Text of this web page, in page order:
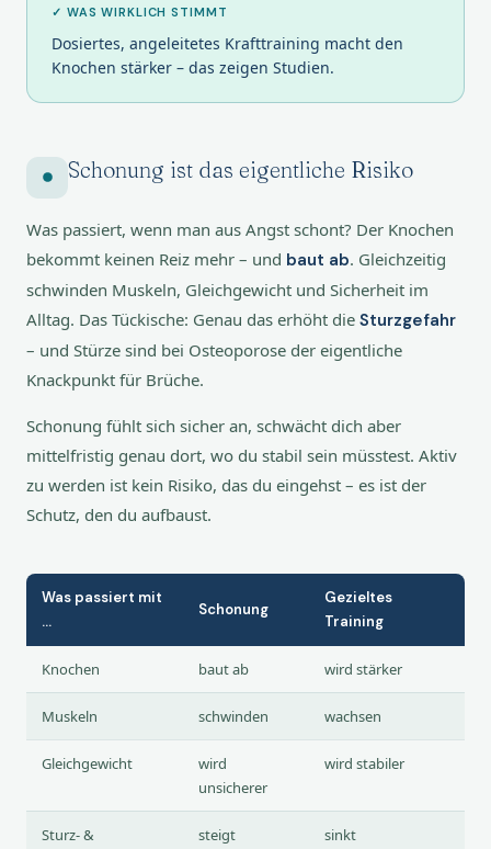
✓ WAS WIRKLICH STIMMT
Dosiertes, angeleitetes Krafttraining macht den
Knochen stärker – das zeigen Studien.
Schonung ist das eigentliche Risiko
Was passiert, wenn man aus Angst schont? Der Knochen
bekommt keinen Reiz mehr – und baut ab. Gleichzeitig
schwinden Muskeln, Gleichgewicht und Sicherheit im
Alltag. Das Tückische: Genau das erhöht die Sturzgefahr
– und Stürze sind bei Osteoporose der eigentliche
Knackpunkt für Brüche.
Schonung fühlt sich sicher an, schwächt dich aber
mittelfristig genau dort, wo du stabil sein müsstest. Aktiv
zu werden ist kein Risiko, das du eingehst – es ist der
Schutz, den du aufbaust.
Was passiert mit
…
Schonung
Gezieltes
Training
Knochen baut ab wird stärker
Muskeln schwinden wachsen
Gleichgewicht
wird
unsicherer
wird stabiler
Sturz- &
steigt sinkt